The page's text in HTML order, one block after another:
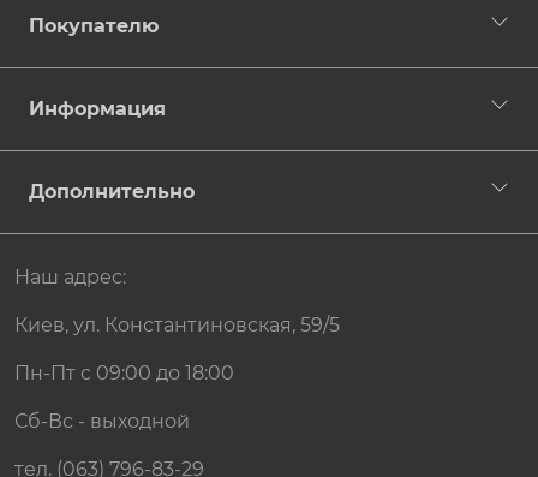
Покупателю
Информация
Дополнительно
Наш адрес:
Киев, ул. Константиновская, 59/5
Пн-Пт с 09:00 до 18:00
Сб-Вс - выходной
тел. (063) 796-83-29